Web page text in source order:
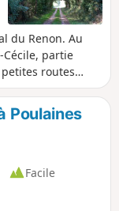
du Renon. Au
partie
routes
hameaux de
montées et
Poulaines
Facile